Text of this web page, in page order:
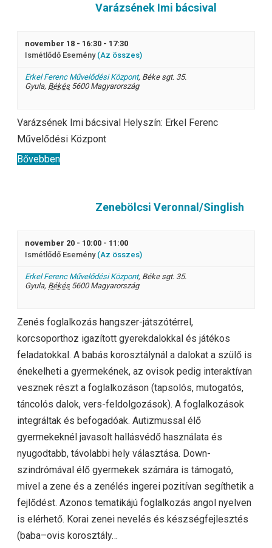
Varázsének Imi bácsival
november 18 - 16:30 - 17:30
Ismétlődő Esemény (Az összes)
Erkel Ferenc Művelődési Központ, Béke sgt. 35.
Gyula, Békés 5600 Magyarország
Varázsének Imi bácsival Helyszín: Erkel Ferenc
Művelődési Központ
Bővebben
Zenebölcsi Veronnal/Singlish
november 20 - 10:00 - 11:00
Ismétlődő Esemény (Az összes)
Erkel Ferenc Művelődési Központ, Béke sgt. 35.
Gyula, Békés 5600 Magyarország
Zenés foglalkozás hangszer-játszótérrel,
korcsoporthoz igazított gyerekdalokkal és játékos
feladatokkal. A babás korosztálynál a dalokat a szülő is
énekelheti a gyermekének, az ovisok pedig interaktívan
vesznek részt a foglalkozáson (tapsolós, mutogatós,
táncolós dalok, vers-feldolgozások). A foglalkozások
integráltak és befogadóak. Autizmussal élő
gyermekeknél javasolt hallásvédő használata és
nyugodtabb, távolabbi hely választása. Down-
szindrómával élő gyermekek számára is támogató,
mivel a zene és a zenélés ingerei pozitívan segíthetik a
fejlődést. Azonos tematikájú foglalkozás angol nyelven
is elérhető. Korai zenei nevelés és készségfejlesztés
(baba–ovis korosztály…